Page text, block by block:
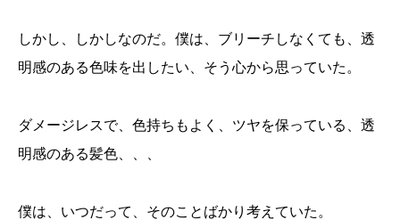
しかし、しかしなのだ。僕は、ブリーチしなくても、透
明感のある色味を出したい、そう心から思っていた。
ダメージレスで、色持ちもよく、ツヤを保っている、透
明感のある髪色、、、
僕は、いつだって、そのことばかり考えていた。